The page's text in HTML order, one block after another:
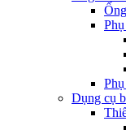
Dụng cụ